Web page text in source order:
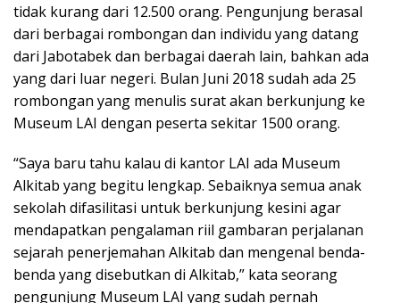
tidak kurang dari 12.500 orang. Pengunjung berasal
dari berbagai rombongan dan individu yang datang
dari Jabotabek dan berbagai daerah lain, bahkan ada
yang dari luar negeri. Bulan Juni 2018 sudah ada 25
rombongan yang menulis surat akan berkunjung ke
Museum LAI dengan peserta sekitar 1500 orang.
“Saya baru tahu kalau di kantor LAI ada Museum
Alkitab yang begitu lengkap. Sebaiknya semua anak
sekolah difasilitasi untuk berkunjung kesini agar
mendapatkan pengalaman riil gambaran perjalanan
sejarah penerjemahan Alkitab dan mengenal benda-
benda yang disebutkan di Alkitab,” kata seorang
pengunjung Museum LAI yang sudah pernah